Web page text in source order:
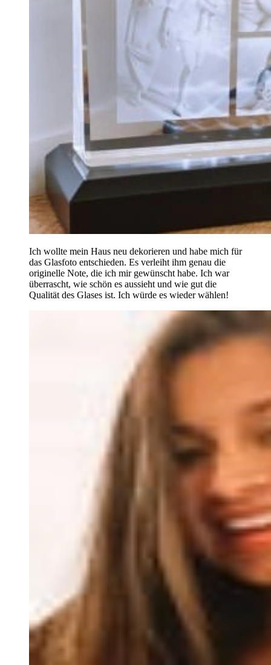
Ich wollte mein Haus neu dekorieren und habe mich für
das Glasfoto entschieden. Es verleiht ihm genau die
originelle Note, die ich mir gewünscht habe. Ich war
überrascht, wie schön es aussieht und wie gut die
Qualität des Glases ist. Ich würde es wieder wählen!